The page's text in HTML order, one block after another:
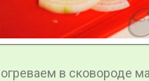
в сковороде